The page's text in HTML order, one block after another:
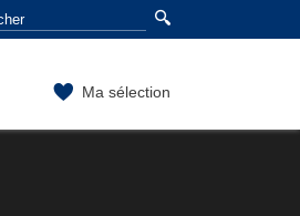
Ma sélection